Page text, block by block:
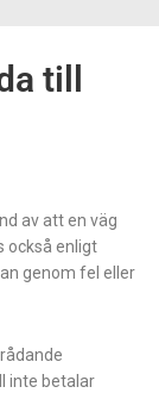
till
av att en väg
också enligt
genom fel eller
inte betalar